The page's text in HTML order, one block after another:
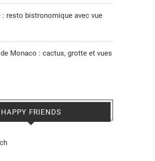
: resto bistronomique avec vue
Monaco : cactus, grotte et vues
HAPPY FRIENDS